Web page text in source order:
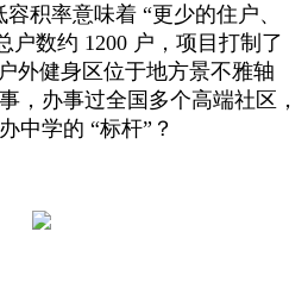
积率意味着 “更少的住户、
数约 1200 户，项目打制了
外健身区位于地方景不雅轴
，办事过全国多个高端社区，
中学的 “标杆”？